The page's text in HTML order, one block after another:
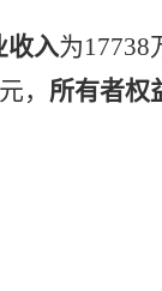
收入为17738
， 所有者权